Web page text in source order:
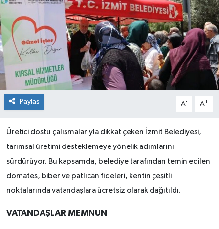
Paylaş A- A+
Üretici dostu çalışmalarıyla dikkat çeken İzmit Belediyesi,
tarımsal üretimi desteklemeye yönelik adımlarını
sürdürüyor. Bu kapsamda, belediye tarafından temin edilen
domates, biber ve patlıcan fideleri, kentin çeşitli
noktalarında vatandaşlara ücretsiz olarak dağıtıldı.
VATANDAŞLAR MEMNUN